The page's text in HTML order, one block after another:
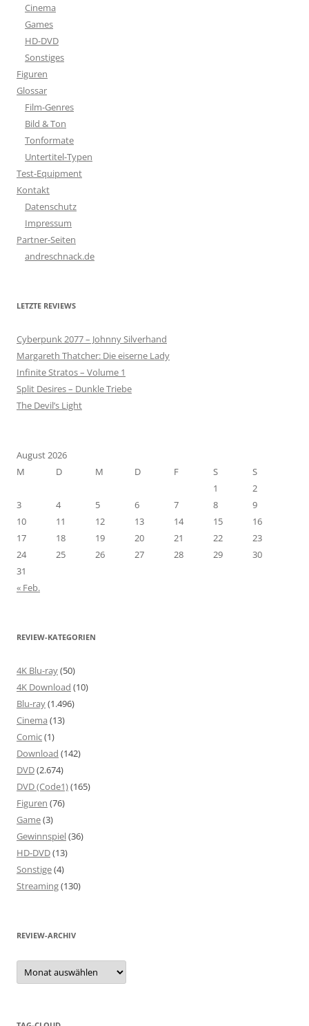
Cinema
Games
HD-DVD
Sonstiges
Figuren
Glossar
Film-Genres
Bild & Ton
Tonformate
Untertitel-Typen
Test-Equipment
Kontakt
Datenschutz
Impressum
Partner-Seiten
andreschnack.de
LETZTE REVIEWS
Cyberpunk 2077 – Johnny Silverhand
Margareth Thatcher: Die eiserne Lady
Infinite Stratos – Volume 1
Split Desires – Dunkle Triebe
The Devil’s Light
August 2026
M
D M D F S
S
1
2
3
4 5 6 7 8
9
10
11 12 13 14 15
16
17
18 19 20 21 22
23
24
25 26 27 28 29
30
31
« Feb.
REVIEW-KATEGORIEN
4K Blu-ray(50)
4K Download (10)
Blu-ray(1.496)
Cinema (13)
Comic(1)
Download (142)
DVD(2.674)
DVD (Code1)(165)
Figuren (76)
Game(3)
Gewinnspiel(36)
HD-DVD(13)
Sonstige(4)
Streaming(130)
REVIEW-ARCHIV
Review-
Archiv